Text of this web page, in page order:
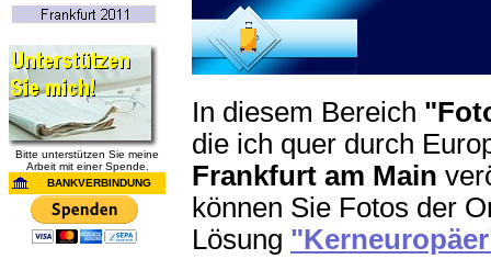
Bitte unterstützen Sie meine
Arbeit mit einer Spende.
BANKVERBINDUNG
In diesem Bereich
die ich quer durch
Frankfurt am Main
können Sie Fotos der
Lösung